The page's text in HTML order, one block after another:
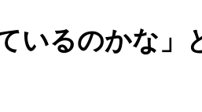
いるのかな」